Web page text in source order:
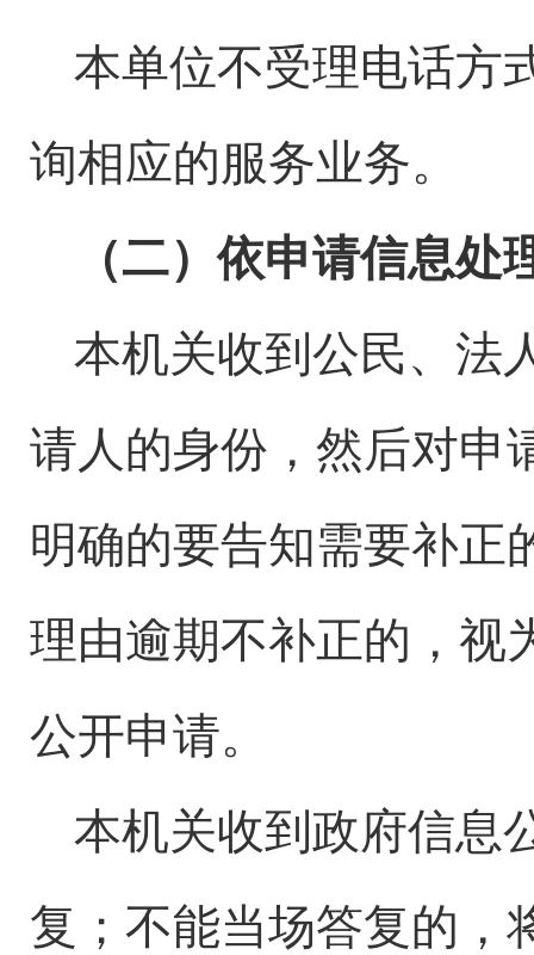
本单位不受理电话方
询相应的服务业务。
（二）依申请信息处
本机关收到公民、法
请人的身份，然后对申
明确的要告知需要补正
理由逾期不补正的，视
公开申请。
本机关收到政府信息
复；不能当场答复的，